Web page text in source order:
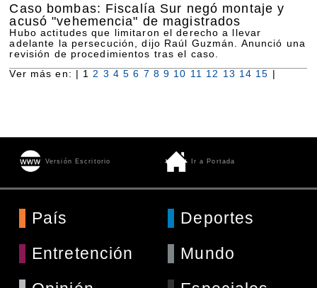
Caso bombas: Fiscalía Sur negó montaje y
acusó "vehemencia" de magistrados
Hubo actitudes que limitaron el derecho a llevar
adelante la persecución, dijo Raúl Guzmán. Anunció una
revisión de procedimientos tras el caso.
Ver más en: | 1 2 3 4 5 6 7 8 9 10 11 12 13 14 15
Versión Escritorio Ir a Portada
País
Deportes
Entretención
Mundo